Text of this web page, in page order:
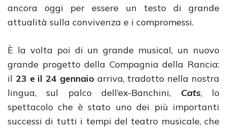
ancora oggi per essere un testo di grande
attualità sulla convivenza e i compromessi.
È la volta poi di un grande musical, un nuovo
grande progetto della Compagnia della Rancia:
il 23 e il 24 gennaioarriva, tradotto nella nostra
lingua, sul palco dell’ex-Banchini, Cats, lo
spettacolo che è stato uno dei più importanti
successi di tutti i tempi del teatro musicale, che